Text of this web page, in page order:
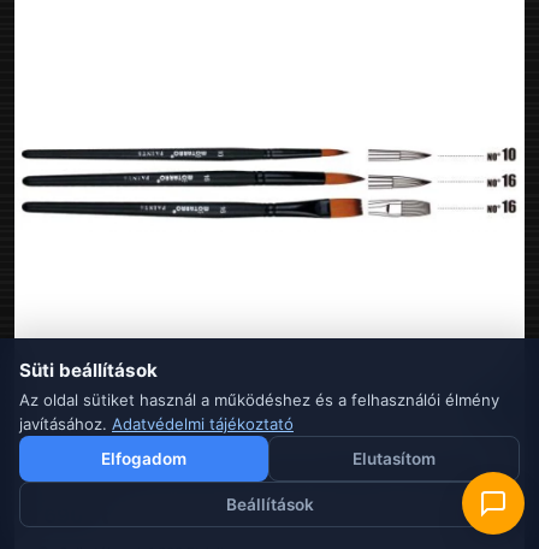
3 darabos fekete lakkozott fa nyelű szintetikus szálú vegyes
formájú festőecset szett (#10 kerek, #16 lapos, #16 filbert)
Süti beállítások
Az oldal sütiket használ a működéshez és a felhasználói élmény
javításához. Adatvédelmi tájékoztató
Beállítások
Elutasítom
Elfogadom